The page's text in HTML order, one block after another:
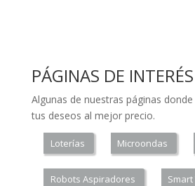
PÁGINAS DE INTERÉS
Algunas de nuestras páginas
tus deseos al mejor precio.
Loterías Microondas
Robots Aspiradores